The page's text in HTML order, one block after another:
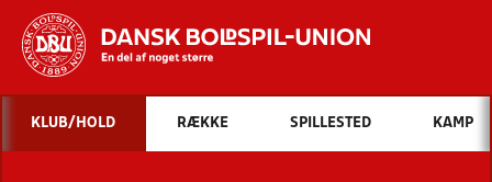
Hvad vil du søge efter?
INDHOLD OG NYHEDER
KLUB/HOLD RÆKKE SPILLESTED KAMP